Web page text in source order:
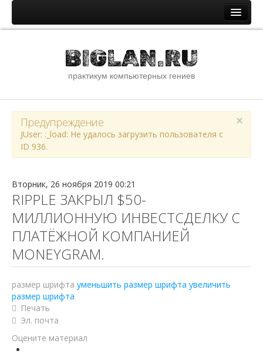
Новости и статьи
Новостная лента
Помощь специалистам IT
ОС семейства Windows
ОС семейства Unix
Сети и интернет
Сборник стандартных паролей
О сайте
Файлы
Наши ссылки
Youtube канал сайта
Ютуб о крипто
Telegram
BIGLAN.RU
практикум компьютерных гениев
×
Предупреждение
JUser: :_load: Не удалось загрузить пользователя с
ID 936.
Вторник, 26 ноября 2019 00:21
RIPPLE ЗАКРЫЛ $50-
МИЛЛИОННУЮ ИНВЕСТСДЕЛКУ С
ПЛАТЁЖНОЙ КОМПАНИЕЙ
MONEYGRAM.
размер шрифта уменьшить размер шрифта увеличить
размер шрифта
Печать
Эл. почта
Оцените материал